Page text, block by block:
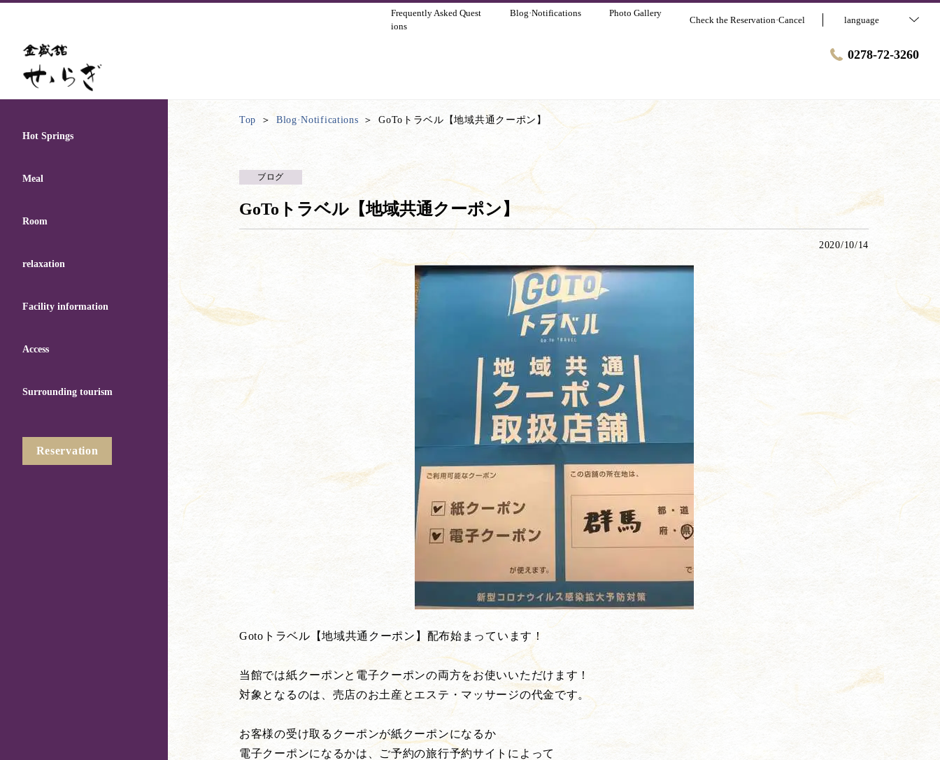
Frequently Asked Quest
ions
Blog·Notifications Photo Gallery
Check the Reservation·Cancel language
0278-72-3260
Hot Springs
Meal
Room
relaxation
Facility information
Access
Surrounding tourism
Reservation
Top Blog·Notifications GoToトラベル【地域共通クーポン】
ブログ
GoToトラベル【地域共通クーポン】
2020/10/14
Gotoトラベル【地域共通クーポン】配布始まっています！
当館では紙クーポンと電子クーポンの両方をお使いいただけます！
対象となるのは、売店のお土産とエステ・マッサージの代金です。
お客様の受け取るクーポンが紙クーポンになるか
電子クーポンになるかは、ご予約の旅行予約サイトによって